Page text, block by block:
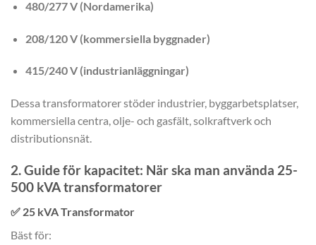
480/277 V (Nordamerika)
208/120 V (kommersiella byggnader)
415/240 V (industrianläggningar)
Dessa transformatorer stöder industrier, byggarbetsplatser,
kommersiella centra, olje- och gasfält, solkraftverk och
distributionsnät.
2. Guide för kapacitet: När ska man använda 25-
500 kVA transformatorer
✅ 25 kVA Transformator
Bäst för: